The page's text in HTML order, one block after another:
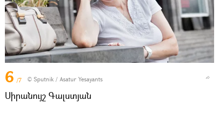
6 /7 © Sputnik / Asatur Yesayants
Սիրանույշ Գալստյան